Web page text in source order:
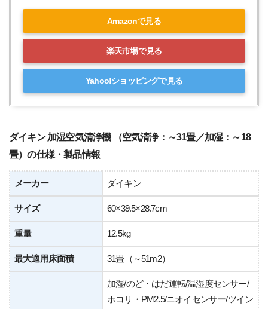
Amazonで見る
楽天市場で見る
Yahoo!ショッピングで見る
ダイキン 加湿空気清浄機 （空気清浄：～31畳／加湿：～18
畳）の仕様・製品情報
メーカー ダイキン
サイズ 60×39.5×28.7cm
重量 12.5kg
最大適用床面積 31畳（～51m2）
加湿/のど・はだ運転/温湿度センサー/
ホコリ・PM2.5/ニオイセンサー/ツイン